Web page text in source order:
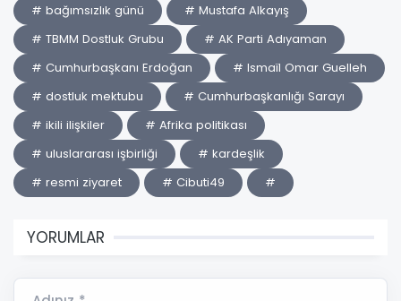
# bağımsızlık günü
# Mustafa Alkayış
# TBMM Dostluk Grubu
# AK Parti Adıyaman
# Cumhurbaşkanı Erdoğan
# Ismaïl Omar Guelleh
# dostluk mektubu
# Cumhurbaşkanlığı Sarayı
# ikili ilişkiler
# Afrika politikası
# uluslararası işbirliği
# kardeşlik
# resmi ziyaret
# Cibuti49 #
YORUMLAR